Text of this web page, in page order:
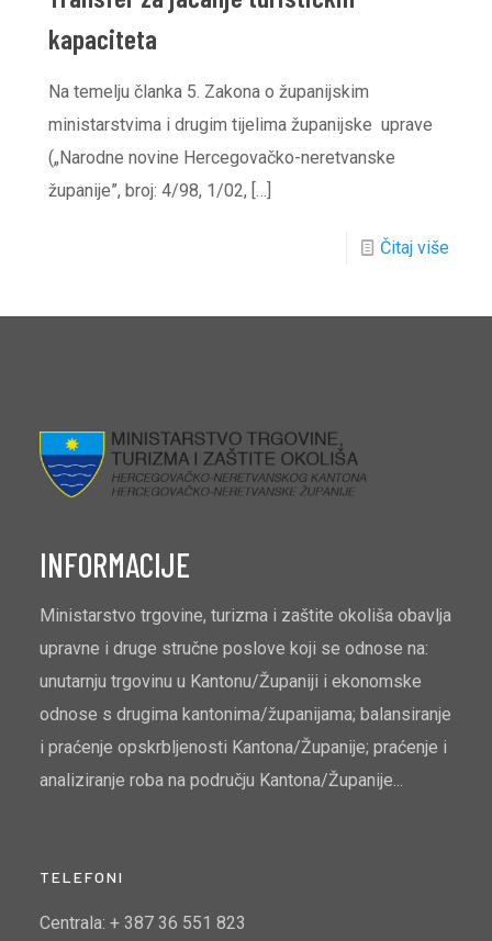
kapaciteta
Na temelju članka 5. Zakona o županijskim
ministarstvima i drugim tijelima županijske uprave
(„Narodne novine Hercegovačko-neretvanske
županije”, broj: 4/98, 1/02, […]
Čitaj više
INFORMACIJE
Ministarstvo trgovine, turizma i zaštite okoliša obavlja
upravne i druge stručne poslove koji se odnose na:
unutarnju trgovinu u Kantonu/Županiji i ekonomske
odnose s drugima kantonima/županijama; balansiranje
i praćenje opskrbljenosti Kantona/Županije; praćenje i
analiziranje roba na području Kantona/Županije...
TELEFONI
Centrala: + 387 36 551 823